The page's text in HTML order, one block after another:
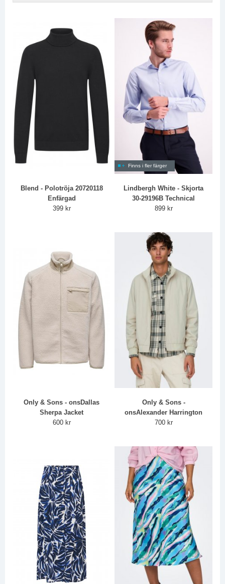
Blend - Polotröja 20720118
Enfärgad
399 kr
Finns i fler färger
Lindbergh White - Skjorta
30-29196B Technical
899 kr
Only & Sons - onsDallas
Sherpa Jacket
600 kr
Only & Sons -
onsAlexander Harrington
700 kr